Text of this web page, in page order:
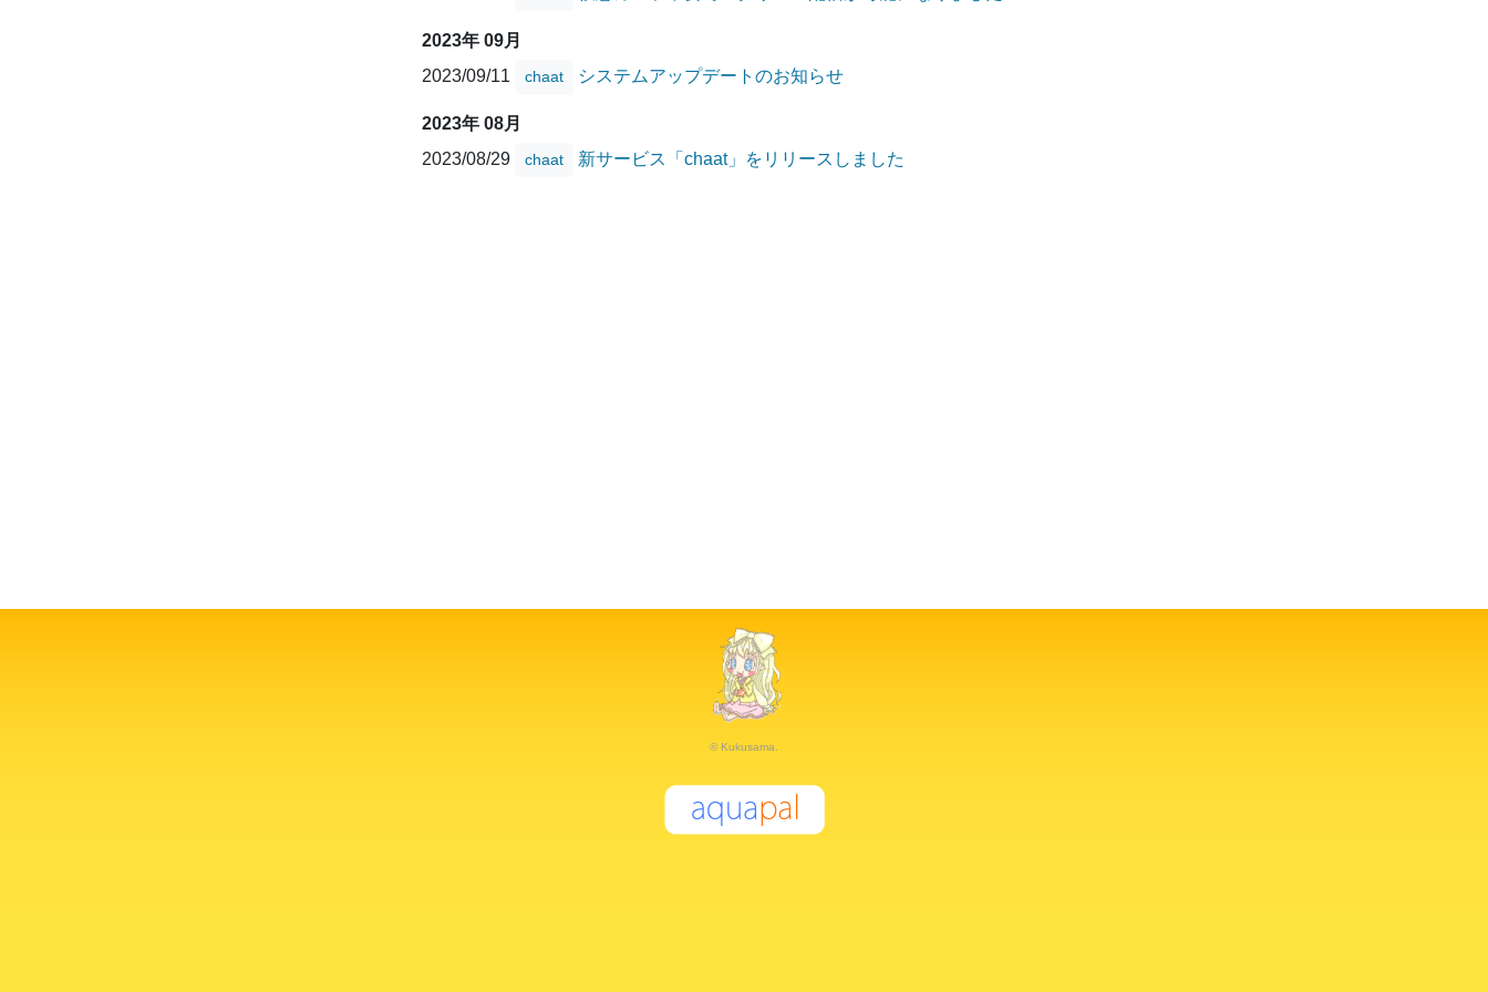
2023年 09月
2023/09/11
chaat システムアップデートのお知らせ
2023年 08月
2023/08/29
chaat 新サービス「chaat」をリリースしました
© Kukusama.